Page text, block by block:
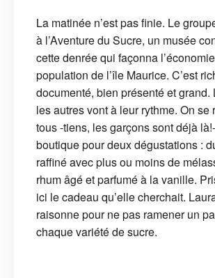
La matinée n’est pas finie. Le
à l’Aventure du Sucre, un musée
cette denrée qui façonna
population de l’île Maurice. C’est
documenté, bien présenté et grand.
les autres vont à leur rythme. On se
tous -tiens, les garçons sont déjà
boutique pour deux dégustations :
raffiné avec plus ou moins de
rhum âgé et parfumé à la vanille.
ici le cadeau qu’elle cherchait.
raisonne pour ne pas ramener un
chaque variété de sucre.